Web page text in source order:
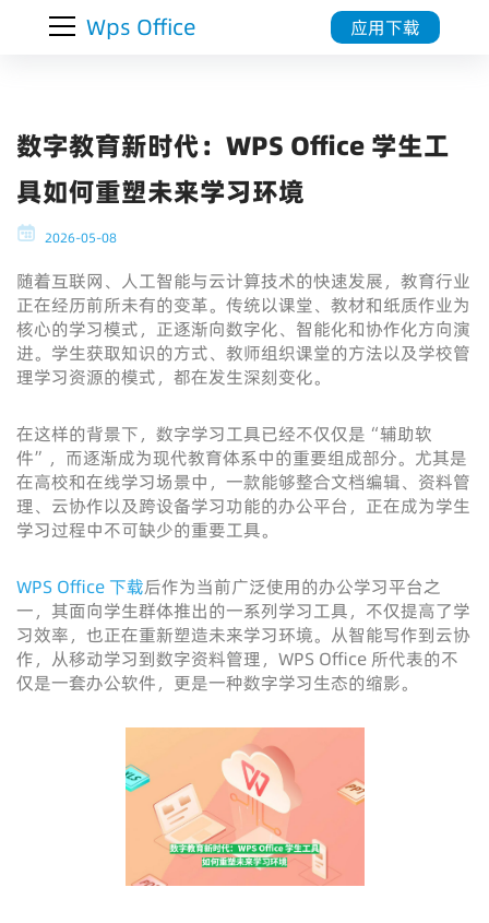
Wps Office 应用下载
数字教育新时代：WPS Office 学生工
具如何重塑未来学习环境
2026-05-08
随着互联网、人工智能与云计算技术的快速发展，教育行业
正在经历前所未有的变革。传统以课堂、教材和纸质作业为
核心的学习模式，正逐渐向数字化、智能化和协作化方向演
进。学生获取知识的方式、教师组织课堂的方法以及学校管
理学习资源的模式，都在发生深刻变化。
在这样的背景下，数字学习工具已经不仅仅是“辅助软
件”，而逐渐成为现代教育体系中的重要组成部分。尤其是
在高校和在线学习场景中，一款能够整合文档编辑、资料管
理、云协作以及跨设备学习功能的办公平台，正在成为学生
学习过程中不可缺少的重要工具。
WPS Office 下载后作为当前广泛使用的办公学习平台之
一，其面向学生群体推出的一系列学习工具，不仅提高了学
习效率，也正在重新塑造未来学习环境。从智能写作到云协
作，从移动学习到数字资料管理，WPS Office 所代表的不
仅是一套办公软件，更是一种数字学习生态的缩影。